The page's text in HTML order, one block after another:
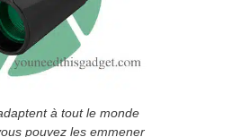
à tout le monde
pouvez les emmener